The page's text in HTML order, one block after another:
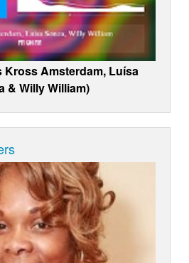
Kross Amsterdam, Luísa
& Willy William)